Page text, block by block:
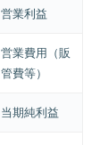
営業利益
営業費用（販
管費等）
当期純利益